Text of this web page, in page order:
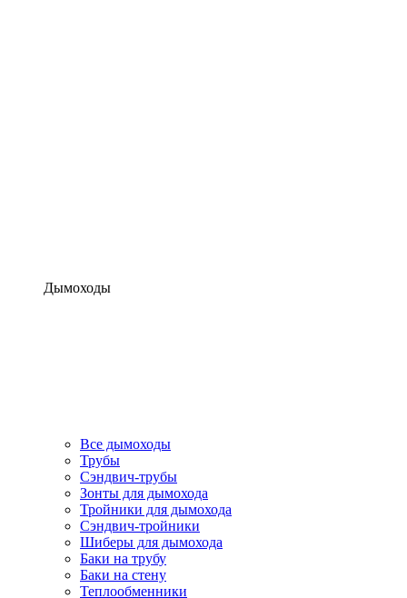
Дымоходы
Все дымоходы
Трубы
Сэндвич-трубы
Зонты для дымохода
Тройники для дымохода
Сэндвич-тройники
Шиберы для дымохода
Баки на трубу
Баки на стену
Теплообменники